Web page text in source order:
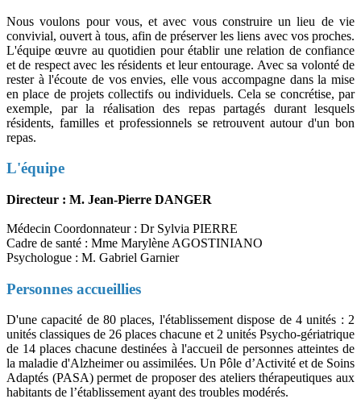
Nous voulons pour vous, et avec vous construire un lieu de vie
convivial, ouvert à tous, afin de préserver les liens avec vos proches.
L'équipe œuvre au quotidien pour établir une relation de confiance
et de respect avec les résidents et leur entourage. Avec sa volonté de
rester à l'écoute de vos envies, elle vous accompagne dans la mise
en place de projets collectifs ou individuels. Cela se concrétise, par
exemple, par la réalisation des repas partagés durant lesquels
résidents, familles et professionnels se retrouvent autour d'un bon
repas.
L'équipe
Directeur : M. Jean-Pierre DANGER
Médecin Coordonnateur : Dr Sylvia PIERRE
Cadre de santé : Mme Marylène AGOSTINIANO
Psychologue : M. Gabriel Garnier
Personnes accueillies
D'une capacité de 80 places, l'établissement dispose de 4 unités : 2
unités classiques de 26 places chacune et 2 unités Psycho-gériatrique
de 14 places chacune destinées à l'accueil de personnes atteintes de
la maladie d'Alzheimer ou assimilées. Un Pôle d’Activité et de Soins
Adaptés (PASA) permet de proposer des ateliers thérapeutiques aux
habitants de l’établissement ayant des troubles modérés.